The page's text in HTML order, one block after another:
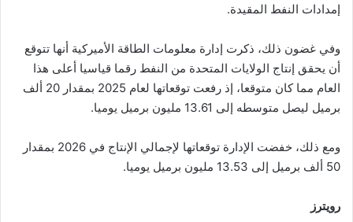
إمدادات النفط المقيدة.
وفي غضون ذلك، ذكرت إدارة معلومات الطاقة الأميركية أنها تتوقع
أن يحقق إنتاج الولايات المتحدة من النفط رقما قياسيا أعلى هذا
العام مما كان متوقعا، إذ رفعت توقعاتها لعام 2025 بمقدار 20 ألف
برميل ليصل متوسطه إلى 13.61 مليون برميل يوميا.
ومع ذلك، خفضت الإدارة توقعاتها لإجمالي الإنتاج في 2026 بمقدار
50 ألف برميل إلى 13.53 مليون برميل يوميا.
رويترز